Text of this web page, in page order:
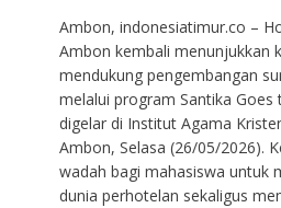
Ambon, indonesiatimur.co –
Ambon kembali menunjukkan
mendukung pengembangan
melalui program Santika Goes
digelar di Institut Agama
Ambon, Selasa (26/05/2026).
wadah bagi mahasiswa untuk
dunia perhotelan sekaligus